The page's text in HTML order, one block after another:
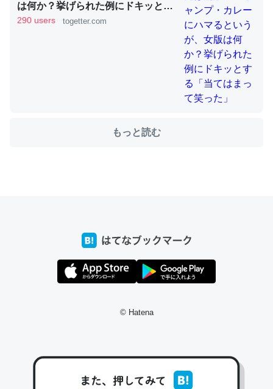
ウチもEchoを実家に置いて４年。でたまに覗いてる。ぼ
ちぼちRingも置こうかと画策中。あと、Googleマップで
位置情報を共有してる。電池残量や充電中かが分かるので
─たまにLINEするくらいだった遠方の父67歳と僕。ITツール導入で
コミュニケーションが劇的に変化した｜tayorini by LIFULL介護
コミュニケーションが劇的に変化した｜tayorini by LIFULL介護
私も3年前ぐらいに祖母の家に設置した。ポケットWifiみ
https://toyoshi.hatenablog.com/entry/2019/05/15/1805
は何か？挙げられた例にドキッとす
る「当てはまって笑った」
290 users togetter.com
もっと読む
© Hatena